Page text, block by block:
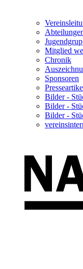
Mitglied
Chronik
Sponsoren
Bilder -
Bilder -
Bilder -